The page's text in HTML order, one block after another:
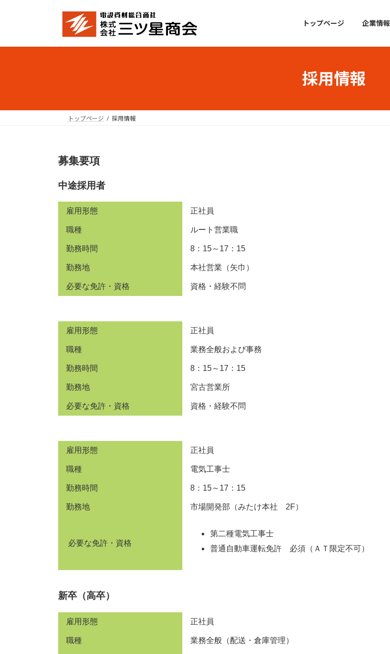
プ
動
トップページ 企業情報
採用情報
トップページ 採用情報
募集要項
中途採用者
雇用形態 正社員
職種 ルート営業職
勤務時間 8：15～17：15
勤務地 本社営業（矢巾）
必要な免許・資格 資格・経験不問
雇用形態 正社員
職種 業務全般および事務
勤務時間 8：15～17：15
勤務地 宮古営業所
必要な免許・資格 資格・経験不問
雇用形態 正社員
職種 電気工事士
勤務時間 8：15～17：15
勤務地 市場開発部（みたけ本社 2F）
必要な免許・資格
第二種電気工事士
普通自動車運転免許 必須（ＡＴ限定不可）
新卒（高卒）
雇用形態 正社員
職種 業務全般（配送・倉庫管理）